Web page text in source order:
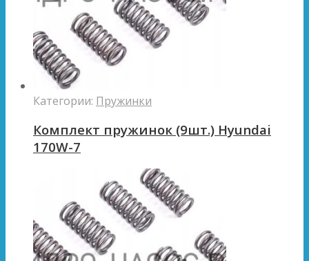
Категории: Пружинки
Комплект пружинок (9шт.) Hyundai
170W-7